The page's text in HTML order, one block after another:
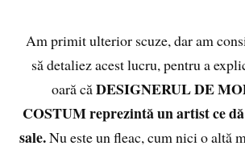
Am primit ulterior scuze, dar am
să detaliez acest lucru, pentru a
oară căDESIGNERUL DE
COSTUM reprezintă un artist ce
sale.Nu este un fleac, cum nici o altă